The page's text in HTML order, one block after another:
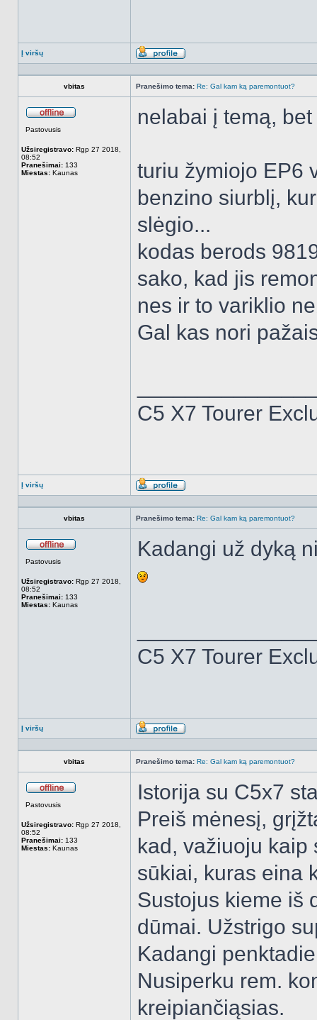
Į viršų
Aprašymas
vbitas Pranešimo tema: Re: Gal kam ką paremontuot?
Pastovusis
Užsiregistravo: Rgp 27 2018,
08:52
Pranešimai: 133
Miestas: Kaunas
nelabai į temą,
turiu žymiojo EP6
benzino siurblį,
slėgio...
kodas berods
sako, kad jis
nes ir to variklio
Gal kas nori
C5 X7 Tourer
Į viršų
Aprašymas
vbitas Pranešimo tema: Re: Gal kam ką paremontuot?
Pastovusis
Užsiregistravo: Rgp 27 2018,
08:52
Pranešimai: 133
Miestas: Kaunas
Kadangi už dyką
C5 X7 Tourer
Į viršų
Aprašymas
vbitas Pranešimo tema: Re: Gal kam ką paremontuot?
Pastovusis
Užsiregistravo: Rgp 27 2018,
08:52
Pranešimai: 133
Miestas: Kaunas
Istorija su C5x7
Preiš mėnesį,
kad, važiuoju kaip
sūkiai, kuras eina
Sustojus kieme iš
dūmai. Užstrigo
Kadangi
Nusiperku rem.
kreipiančiąsias.